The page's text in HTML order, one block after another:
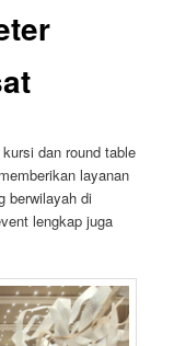
dan round table
layanan
berwilayah di
lengkap juga